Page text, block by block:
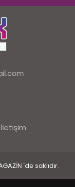
İletişim
'de saklıdır.